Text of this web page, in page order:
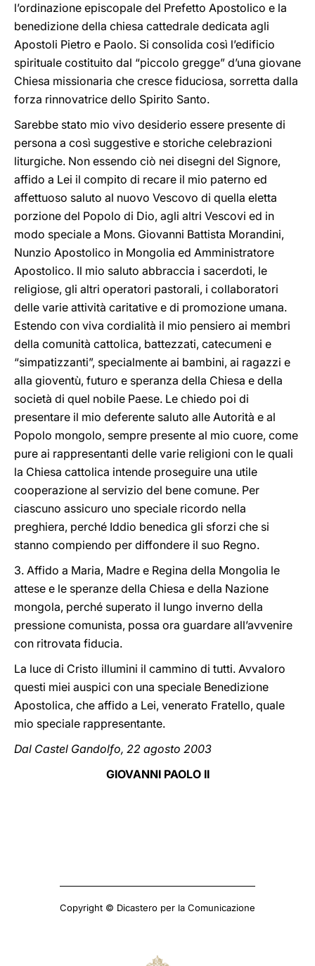
l’ordinazione episcopale del Prefetto Apostolico e la
benedizione della chiesa cattedrale dedicata agli
Apostoli Pietro e Paolo. Si consolida così l’edificio
spirituale costituito dal “piccolo gregge” d’una giovane
Chiesa missionaria che cresce fiduciosa, sorretta dalla
forza rinnovatrice dello Spirito Santo.
Sarebbe stato mio vivo desiderio essere presente di
persona a così suggestive e storiche celebrazioni
liturgiche. Non essendo ciò nei disegni del Signore,
affido a Lei il compito di recare il mio paterno ed
affettuoso saluto al nuovo Vescovo di quella eletta
porzione del Popolo di Dio, agli altri Vescovi ed in
modo speciale a Mons. Giovanni Battista Morandini,
Nunzio Apostolico in Mongolia ed Amministratore
Apostolico. Il mio saluto abbraccia i sacerdoti, le
religiose, gli altri operatori pastorali, i collaboratori
delle varie attività caritative e di promozione umana.
Estendo con viva cordialità il mio pensiero ai membri
della comunità cattolica, battezzati, catecumeni e
“simpatizzanti”, specialmente ai bambini, ai ragazzi e
alla gioventù, futuro e speranza della Chiesa e della
società di quel nobile Paese. Le chiedo poi di
presentare il mio deferente saluto alle Autorità e al
Popolo mongolo, sempre presente al mio cuore, come
pure ai rappresentanti delle varie religioni con le quali
la Chiesa cattolica intende proseguire una utile
cooperazione al servizio del bene comune. Per
ciascuno assicuro uno speciale ricordo nella
preghiera, perché Iddio benedica gli sforzi che si
stanno compiendo per diffondere il suo Regno.
3. Affido a Maria, Madre e Regina della Mongolia le
attese e le speranze della Chiesa e della Nazione
mongola, perché superato il lungo inverno della
pressione comunista, possa ora guardare all’avvenire
con ritrovata fiducia.
La luce di Cristo illumini il cammino di tutti. Avvaloro
questi miei auspici con una speciale Benedizione
Apostolica, che affido a Lei, venerato Fratello, quale
mio speciale rappresentante.
Dal Castel Gandolfo, 22 agosto 2003
GIOVANNI PAOLO II
Copyright © Dicastero per la Comunicazione